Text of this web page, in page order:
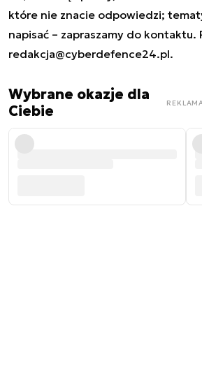
które nie znacie odpowiedzi;
napisać – zapraszamy do kontaktu.
redakcja@cyberdefence24.pl.
Wybrane okazje dla
Ciebie